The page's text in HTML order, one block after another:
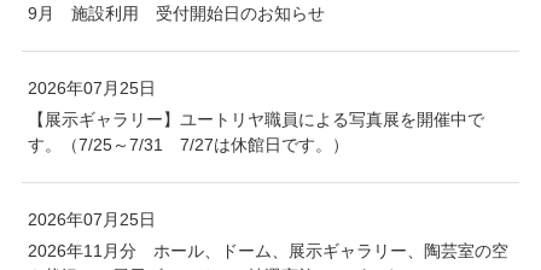
9月 施設利用 受付開始日のお知らせ
2026年07月25日
【展示ギャラリー】ユートリヤ職員による写真展を開催中で
す。（7/25～7/31 7/27は休館日です。）
2026年07月25日
2026年11月分 ホール、ドーム、展示ギャラリー、陶芸室の空